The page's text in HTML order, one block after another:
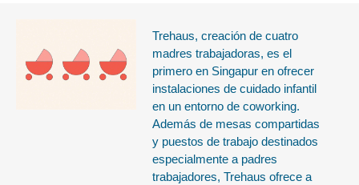
Trehaus, creación de cuatro
madres trabajadoras, es el
primero en Singapur en ofrecer
instalaciones de cuidado infantil
en un entorno de coworking.
Además de mesas compartidas
y puestos de trabajo destinados
especialmente a padres
trabajadores, Trehaus ofrece a